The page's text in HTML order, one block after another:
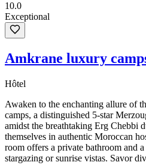
10.0
Exceptional
Amkrane luxury
Hôtel
Awaken to the enchanting allure of
camps, a distinguished 5-star
amidst the breathtaking Erg Chebbi
themselves in authentic Moroccan
room offers a private bathroom and
stargazing or sunrise vistas. Savor